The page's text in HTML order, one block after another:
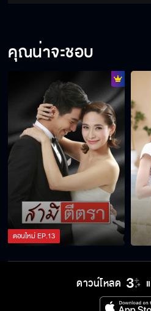
คุณน่าจะชอบ
ตอนใหม่EP.13
ดาวน์โหลด